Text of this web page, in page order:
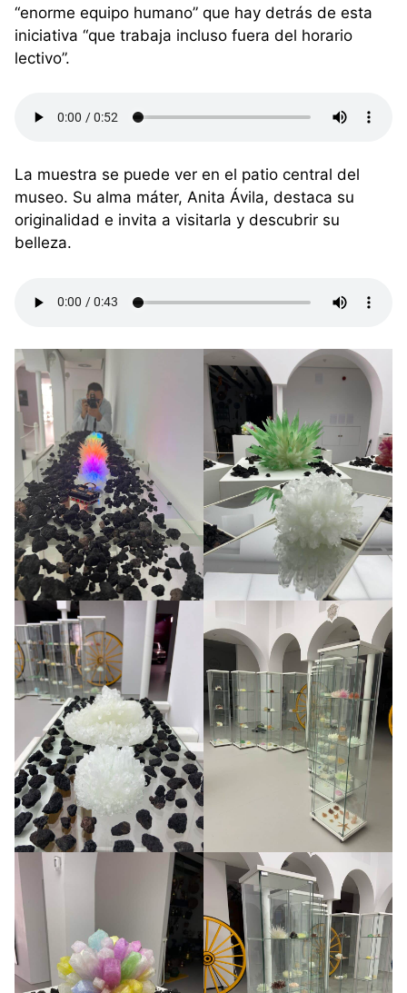
“enorme equipo humano” que hay detrás de esta
iniciativa “que trabaja incluso fuera del horario
lectivo”.
La muestra se puede ver en el patio central del
museo. Su alma máter, Anita Ávila, destaca su
originalidad e invita a visitarla y descubrir su
belleza.